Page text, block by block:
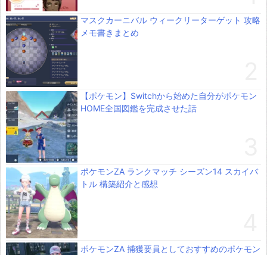
マスクカーニバル ウィークリーターゲット 攻略
メモ書きまとめ
【ポケモン】Switchから始めた自分がポケモン
HOME全国図鑑を完成させた話
ポケモンZA ランクマッチ シーズン14 スカイバ
トル 構築紹介と感想
ポケモンZA 捕獲要員としておすすめのポケモン